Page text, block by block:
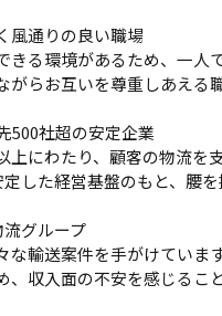
風通りの良い職場
きる環境があるため、一人
らお互いを尊重しあえる
500社超の安定企業
にわたり、顧客の物流を
した経営基盤のもと、腰
グループ
輸送案件を手がけています
収入面の不安を感じるこ